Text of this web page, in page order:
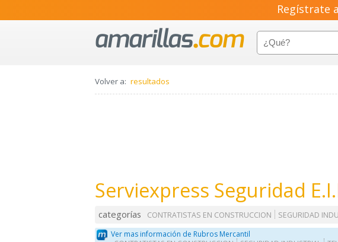
Regístrate
Volver a: resultados
Serviexpress Seguridad
categorías CONTRATISTAS EN CONSTRUCCION SEGURIDAD
Ver mas información de Rubros Mercantil